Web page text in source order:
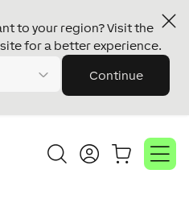
to your region? Visit the
for a better experience.
Continue